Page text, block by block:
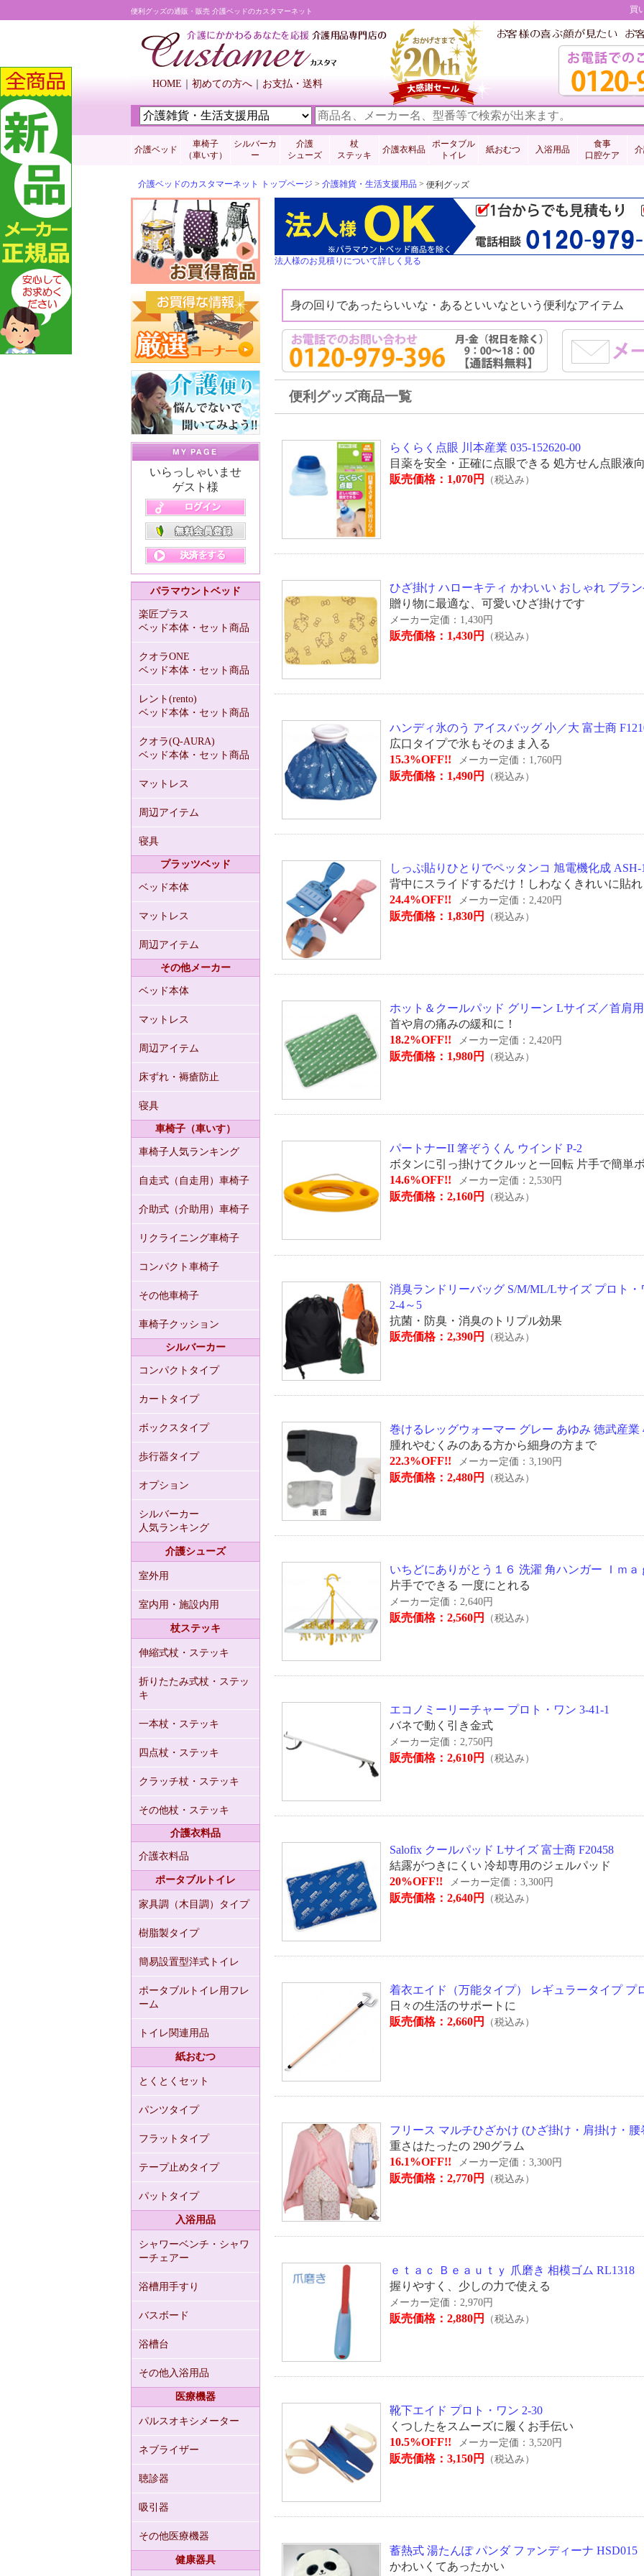
便利グッズの通販・販売 介護ベッドのカスタマーネット 買
HOME 初めての方へ お支払・送料
介護ベッド
車椅子
（車いす）
シルバーカ
ー
介護
シューズ
杖
ステッキ
介護衣料品
ポータブル
トイレ
紙おむつ 入浴用品
食事
口腔ケア
介護ベッドのカスタマーネット トップページ > 介護雑貨・生活支援用品 > 便利グッズ
いらっしゃいませ
ゲスト様
パラマウントベッド
楽匠プラス
ベッド本体・セット商品
クオラONE
ベッド本体・セット商品
レント(rento)
ベッド本体・セット商品
クオラ(Q-AURA)
ベッド本体・セット商品
マットレス
周辺アイテム
寝具
プラッツベッド
ベッド本体
マットレス
周辺アイテム
その他メーカー
ベッド本体
マットレス
周辺アイテム
床ずれ・褥瘡防止
寝具
車椅子（車いす）
車椅子人気ランキング
自走式（自走用）車椅子
介助式（介助用）車椅子
リクライニング車椅子
コンパクト車椅子
その他車椅子
車椅子クッション
シルバーカー
コンパクトタイプ
カートタイプ
ボックスタイプ
歩行器タイプ
オプション
シルバーカー
人気ランキング
介護シューズ
室外用
室内用・施設内用
杖ステッキ
伸縮式杖・ステッキ
折りたたみ式杖・ステッ
キ
一本杖・ステッキ
四点杖・ステッキ
クラッチ杖・ステッキ
その他杖・ステッキ
介護衣料品
介護衣料品
ポータブルトイレ
家具調（木目調）タイプ
樹脂製タイプ
簡易設置型洋式トイレ
ポータブルトイレ用フレ
ーム
トイレ関連用品
紙おむつ
とくとくセット
パンツタイプ
フラットタイプ
テープ止めタイプ
パットタイプ
入浴用品
シャワーベンチ・シャワ
ーチェアー
浴槽用手すり
バスボード
浴槽台
その他入浴用品
医療機器
パルスオキシメーター
ネブライザー
聴診器
吸引器
その他医療機器
健康器具
法人様のお見積りについて詳しく見る
身の回りであったらいいな・あるといいなという便利なアイテム
便利グッズ商品一覧
らくらく点眼 川本産業 035-152620-00
目薬を安全・正確に点眼できる 処方せん点眼液
販売価格：1,070円
（税込み）
ひざ掛け ハローキティ かわいい おしゃれ ブラ
贈り物に最適な、可愛いひざ掛けです
メーカー定価：1,430円
販売価格：1,430円 （税込み）
ハンディ氷のう アイスバッグ 小／大 富士商
広口タイプで氷もそのまま入る
15.3%OFF!!
メーカー定価：1,760円
販売価格：1,490円 （税込み）
しっぷ貼りひとりでペッタンコ 旭電機化成 ASH-
背中にスライドするだけ！しわなくきれいに貼
24.4%OFF!!
メーカー定価：2,420円
販売価格：1,830円 （税込み）
ホット＆クールパッド グリーン Lサイズ／首肩用
首や肩の痛みの緩和に！
18.2%OFF!!
メーカー定価：2,420円
販売価格：1,980円 （税込み）
パートナーII 箸ぞうくん ウインド P-2
ボタンに引っ掛けてクルッと一回転 片手で簡単
14.6%OFF!!
メーカー定価：2,530円
販売価格：2,160円 （税込み）
消臭ランドリーバッグ S/M/ML/Lサイズ プロト・
2-4～5
抗菌・防臭・消臭のトリプル効果
販売価格：2,390円
（税込み）
巻けるレッグウォーマー グレー あゆみ 徳武産業
腫れやむくみのある方から細身の方まで
22.3%OFF!!
メーカー定価：3,190円
販売価格：2,480円 （税込み）
いちどにありがとう１６ 洗濯 角ハンガー Ｉｍａ
片手でできる 一度にとれる
メーカー定価：2,640円
販売価格：2,560円 （税込み）
エコノミーリーチャー プロト・ワン 3-41-1
バネで動く引き金式
メーカー定価：2,750円
販売価格：2,610円 （税込み）
Salofix クールパッド Lサイズ 富士商 F20458
結露がつきにくい 冷却専用のジェルパッド
20%OFF!!
メーカー定価：3,300円
販売価格：2,640円 （税込み）
着衣エイド（万能タイプ） レギュラータイプ プ
日々の生活のサポートに
販売価格：2,660円
（税込み）
フリース マルチひざかけ (ひざ掛け・肩掛け・
重さはたったの 290グラム
16.1%OFF!!
メーカー定価：3,300円
販売価格：2,770円 （税込み）
ｅｔａｃ Ｂｅａｕｔｙ 爪磨き 相模ゴム RL1318
握りやすく、少しの力で使える
メーカー定価：2,970円
販売価格：2,880円 （税込み）
靴下エイド プロト・ワン 2-30
くつしたをスムーズに履くお手伝い
10.5%OFF!!
メーカー定価：3,520円
販売価格：3,150円 （税込み）
蓄熱式 湯たんぽ パンダ ファンディーナ HSD015
かわいくてあったかい